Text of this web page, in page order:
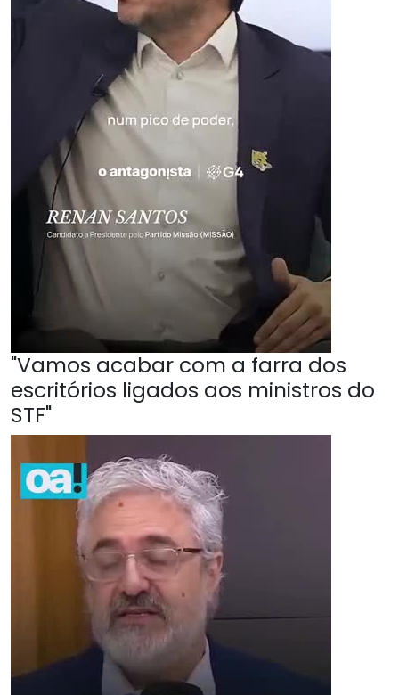
"Vamos acabar com a farra dos
escritórios ligados aos ministros do
STF"